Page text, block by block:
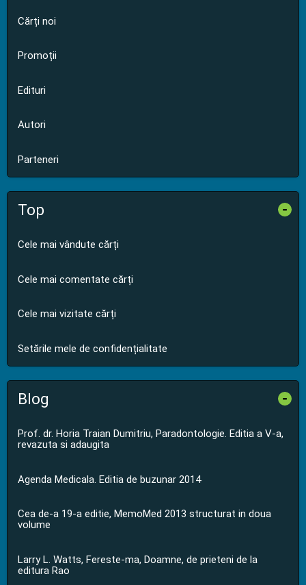
Cărți noi
Promoții
Edituri
Autori
Parteneri
Top -
Cele mai vândute cărți
Cele mai comentate cărți
Cele mai vizitate cărți
Setările mele de confidențialitate
Blog -
Prof. dr. Horia Traian Dumitriu, Paradontologie. Editia a V-a,
revazuta si adaugita
Agenda Medicala. Editia de buzunar 2014
Cea de-a 19-a editie, MemoMed 2013 structurat in doua
volume
Larry L. Watts, Fereste-ma, Doamne, de prieteni de la
editura Rao